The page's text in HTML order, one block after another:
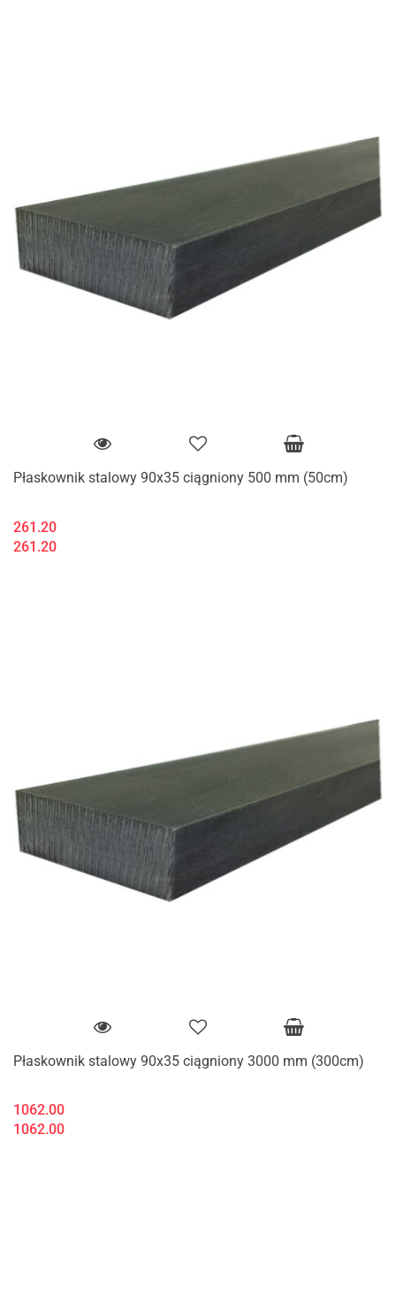
Płaskownik stalowy 90x35 ciągniony 500 mm (50cm)
261.20
261.20
Płaskownik stalowy 90x35 ciągniony 3000 mm (300cm)
1062.00
1062.00